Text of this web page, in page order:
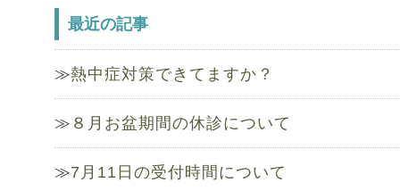
最近の記事
熱中症対策できてますか？
８月お盆期間の休診について
7月11日の受付時間について